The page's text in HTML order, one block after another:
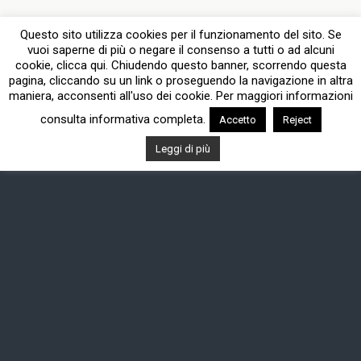
Questo sito utilizza cookies per il funzionamento del sito. Se
vuoi saperne di più o negare il consenso a tutti o ad alcuni
cookie, clicca qui. Chiudendo questo banner, scorrendo questa
pagina, cliccando su un link o proseguendo la navigazione in altra
maniera, acconsenti all'uso dei cookie. Per maggiori informazioni
consulta informativa completa.
Accetto Reject
Leggi di più